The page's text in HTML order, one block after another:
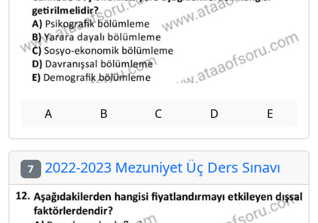
A B C D E
7 2022-2023 Mezuniyet Üç Ders Sınavı